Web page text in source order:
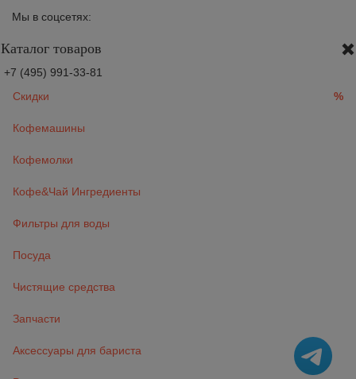
Мы в соцсетях:
Каталог товаров
+7 (495) 991-33-81
Скидки
%
Кофемашины
Кофемолки
Кофе&Чай Ингредиенты
Фильтры для воды
Посуда
Чистящие средства
Запчасти
Аксессуары для бариста